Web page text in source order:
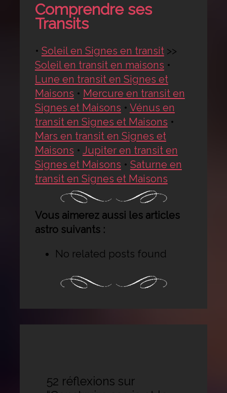
Comprendre ses
Transits
• Soleil en Signes en transit>>
Soleil en transit en maisons •
Lune en transit en Signes et
Maisons • Mercure en transit en
Signes et Maisons • Vénus en
transit en Signes et Maisons •
Mars en transit en Signes et
Maisons • Jupiter en transit en
Signes et Maisons • Saturne en
transit en Signes et Maisons
Vous aimerez aussi les articles
astro suivants :
No related posts found
52 réflexions sur